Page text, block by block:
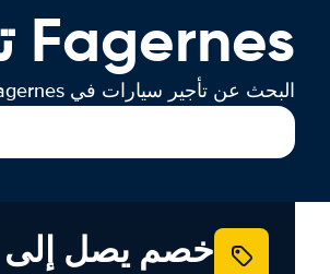
Fagernes تأجير السيارات
البحث عن تأجير سيارات في Fagernes